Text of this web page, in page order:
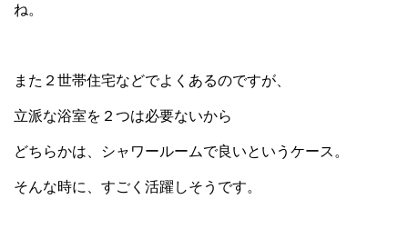
ね。
また２世帯住宅などでよくあるのですが、
立派な浴室を２つは必要ないから
どちらかは、シャワールームで良いというケース。
そんな時に、すごく活躍しそうです。